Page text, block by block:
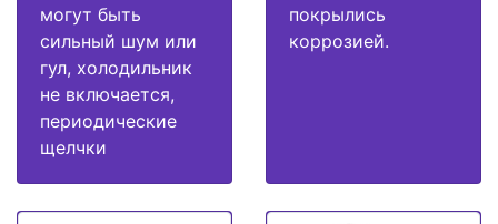
могут быть
сильный шум или
гул, холодильник
не включается,
периодические
щелчки
покрылись
коррозией.